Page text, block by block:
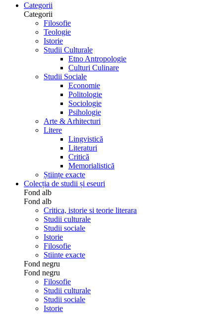
Categorii
Categorii
Filosofie
Teologie
Istorie
Studii Culturale
Etno Antropologie
Culturi Culinare
Studii Sociale
Economie
Politologie
Sociologie
Psihologie
Arte & Arhitecturi
Litere
Lingvistică
Literaturi
Critică
Memorialistică
Științe exacte
Colecția de studii și eseuri
Fond alb
Fond alb
Critica, istorie si teorie literara
Studii culturale
Studii sociale
Istorie
Filosofie
Stiinte exacte
Fond negru
Fond negru
Filosofie
Studii culturale
Studii sociale
Istorie